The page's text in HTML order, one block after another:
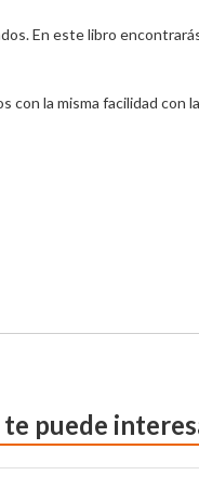
En este libro
la misma facilidad con
te puede